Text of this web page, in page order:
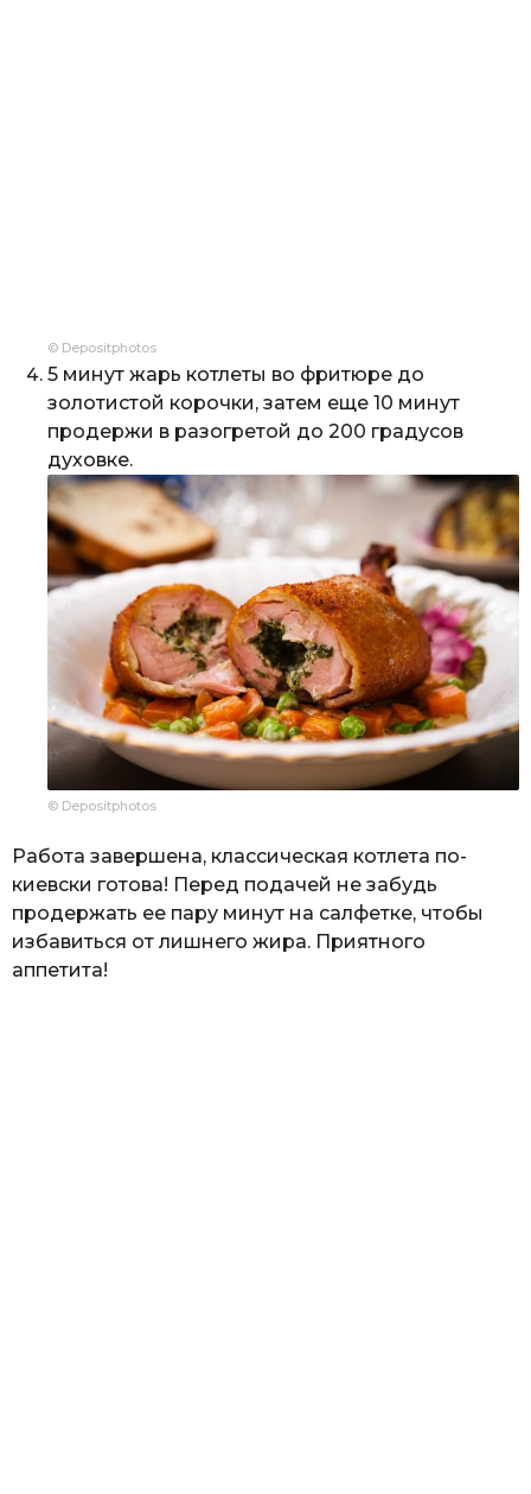
© Depositphotos
5 минут жарь котлеты во фритюре до
золотистой корочки, затем еще 10 минут
продержи в разогретой до 200 градусов
духовке.
© Depositphotos
Работа завершена, классическая котлета по-
киевски готова! Перед подачей не забудь
продержать ее пару минут на салфетке, чтобы
избавиться от лишнего жира. Приятного
аппетита!